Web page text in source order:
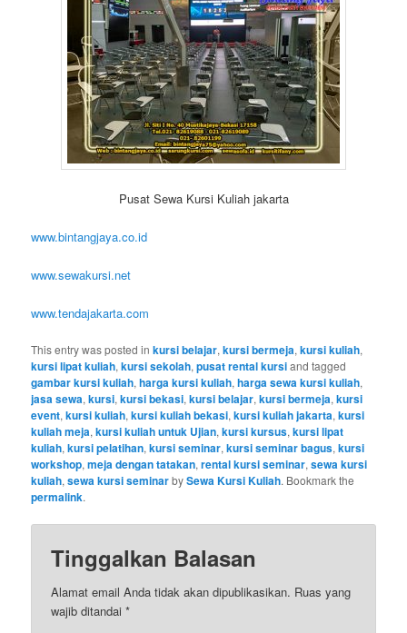
Pusat Sewa Kursi Kuliah jakarta
www.bintangjaya.co.id
www.sewakursi.net
www.tendajakarta.com
This entry was posted inkursi belajar,kursi bermeja,kursi kuliah,
kursi lipat kuliah,kursi sekolah,pusat rental kursiand tagged
gambar kursi kuliah,harga kursi kuliah,harga sewa kursi kuliah,
jasa sewa,kursi,kursi bekasi,kursi belajar,kursi bermeja,kursi
event,kursi kuliah,kursi kuliah bekasi,kursi kuliah jakarta,kursi
kuliah meja,kursi kuliah untuk Ujian,kursi kursus,kursi lipat
kuliah,kursi pelatihan,kursi seminar,kursi seminar bagus,kursi
workshop,meja dengan tatakan,rental kursi seminar,sewa kursi
kuliah,sewa kursi seminarbySewa Kursi Kuliah. Bookmark the
permalink.
Tinggalkan Balasan
Alamat email Anda tidak akan dipublikasikan. Ruas yang
wajib ditandai*